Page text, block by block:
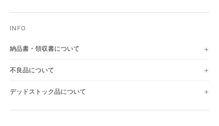
納品書・領収書について
不良品について
デッドストック品について